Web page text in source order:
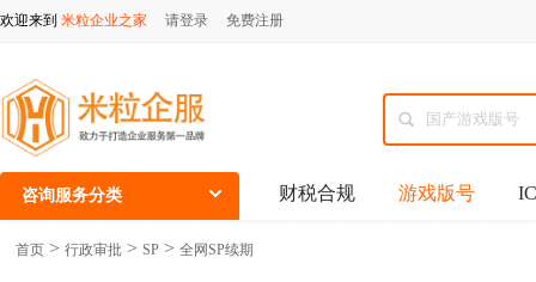
欢迎来到 米粒企业之家 请登录 免费注册
咨询服务分类 财税合规 游戏版号
首页 > 行政审批 > SP > 全网SP续期